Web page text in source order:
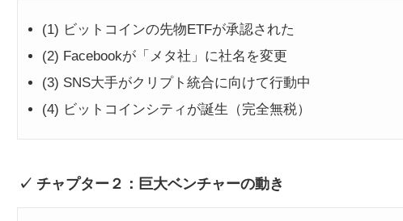
(1) ビットコインの先物ETFが承認された
(2) Facebookが「メタ社」に社名を変更
(3) SNS大手がクリプト統合に向けて行動中
(4) ビットコインシティが誕生（完全無税）
チャプター２：巨大ベンチャーの動き